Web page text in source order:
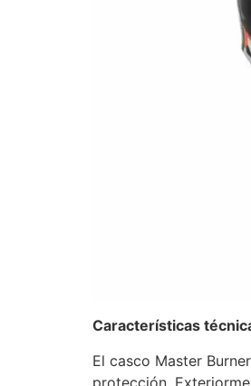
Características
El casco Master
protección.